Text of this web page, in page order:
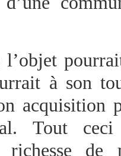
à son
acquisition
Tout
de